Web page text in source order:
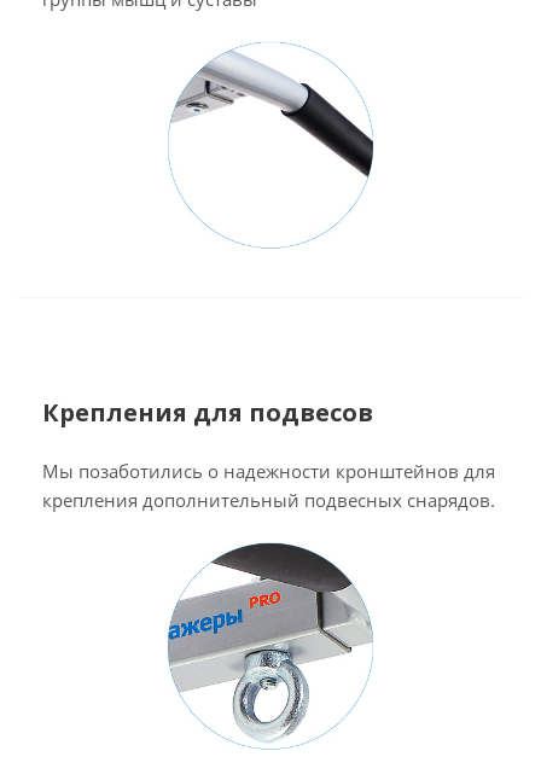
Крепления для подвесов
Мы позаботились о надежности кронштейнов для
крепления дополнительный подвесных снарядов.